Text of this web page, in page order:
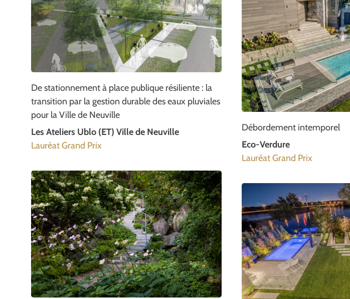
De stationnement à place publique résiliente : la
transition par la gestion durable des eaux pluviales
pour la Ville de Neuville
Les Ateliers Ublo (ET) Ville de Neuville
Lauréat Grand Prix
Débordement intemporel
Eco-Verdure
Lauréat Grand Prix